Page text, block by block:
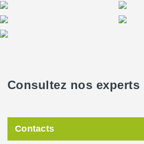
Consultez nos experts
Contacts